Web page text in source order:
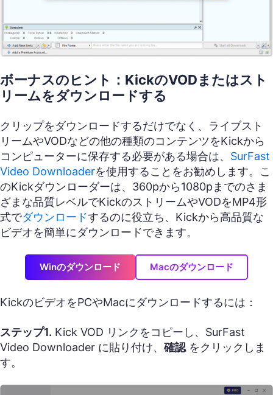
ボーナスのヒント：KickのVODまたはスト
リームをダウンロードする
クリップをダウンロードするだけでなく、ライブスト
リームやVODなどの他の種類のコンテンツをKickから
コンピューターに保存する必要がある場合は、 SurFast
Video Downloaderを使用することをお勧めします。こ
のKickダウンローダーは、360pから1080pまでのさま
ざまな品質レベルでKickのストリームやVODをMP4形
式でダウンロードするのに役立ち、Kickから高品質な
ビデオを簡単にダウンロードできます。
Winのダウンロード Macのダウンロード
KickのビデオをPCやMacにダウンロードするには：
ステップ1. Kick VOD リンクをコピーし、SurFast
Video Downloader に貼り付け、確認をクリックしま
す。